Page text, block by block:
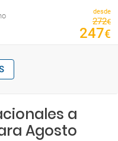
desde
272€
247€
a
Agosto